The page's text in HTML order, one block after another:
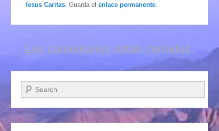
Iesus Caritas . Guarda elenlace permanente
Los comentarios están cerrados.
Buscar